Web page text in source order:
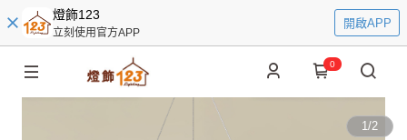
燈飾123
立刻使用官方APP
開啟APP
0
1/2